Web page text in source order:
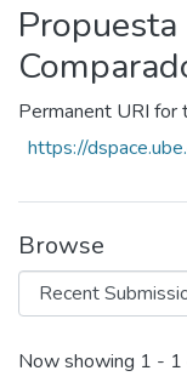
All of DSpace
Permanent URI for
https://
Browse
Recent
Now showing 1 - 1